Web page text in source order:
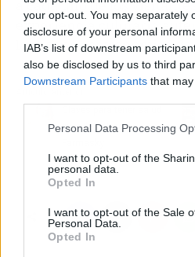
your opt-out. You may separately
disclosure of your personal
IAB’s list of downstream
also be disclosed by us to third
Downstream Participants that
Personal Data Processing
I want to opt-out of the
personal data.
Opted In
I want to opt-out of the Sale
Personal Data.
Opted In
a cada uno de los
experiencia culinaria
la escena gastronómica
bucodental, por